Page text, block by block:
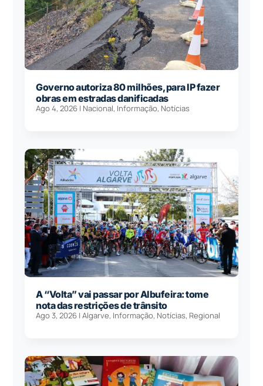
Governo autoriza 80 milhões, para IP fazer
obras em estradas danificadas
Ago 4, 2026 | Nacional, Informação, Notícias
A “Volta” vai passar por Albufeira: tome
nota das restrições de trânsito
Ago 3, 2026 |Algarve, Informação, Notícias, Regional